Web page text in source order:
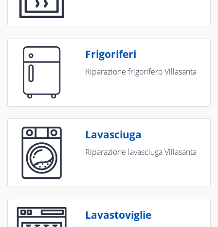
Frigoriferi
Riparazione frigorifero Villasanta
Lavasciuga
Riparazione lavasciuga Villasanta
Lavastoviglie